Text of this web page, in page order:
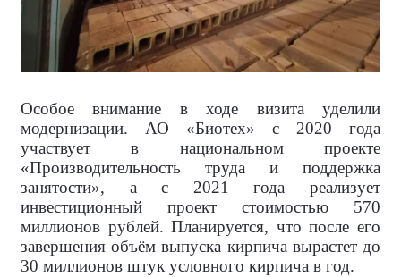
Особое внимание в ходе визита уделили
модернизации. АО «Биотех» с 2020 года
участвует в национальном проекте
«Производительность труда и поддержка
занятости», а с 2021 года реализует
инвестиционный проект стоимостью 570
миллионов рублей. Планируется, что после его
завершения объём выпуска кирпича вырастет до
30 миллионов штук условного кирпича в год.